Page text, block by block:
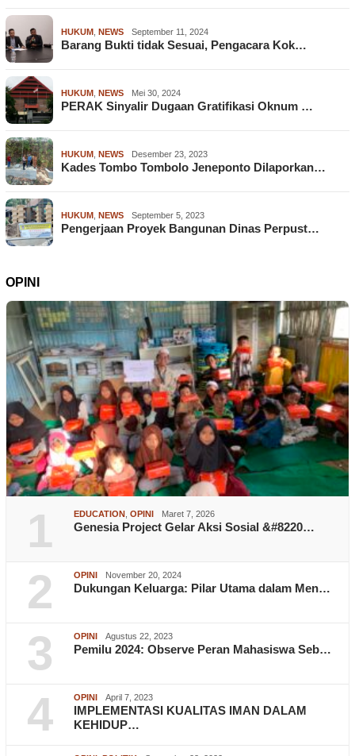
HUKUM NEWS September 11, 2024
Barang Bukti tidak Sesuai, Pengacara Kok…
HUKUM NEWS Mei 30, 2024
PERAK Sinyalir Dugaan Gratifikasi Oknum …
HUKUM NEWS Desember 23, 2023
Kades Tombo Tombolo Jeneponto Dilaporkan…
HUKUM NEWS September 5, 2023
Pengerjaan Proyek Bangunan Dinas Perpust…
OPINI
1 EDUCATION OPINI Maret 7, 2026
Genesia Project Gelar Aksi Sosial &#8220…
2 OPINI November 20, 2024
Dukungan Keluarga: Pilar Utama dalam Men…
3 OPINI Agustus 22, 2023
Pemilu 2024: Observe Peran Mahasiswa Seb…
4 OPINI April 7, 2023
IMPLEMENTASI KUALITAS IMAN DALAM
KEHIDUP…